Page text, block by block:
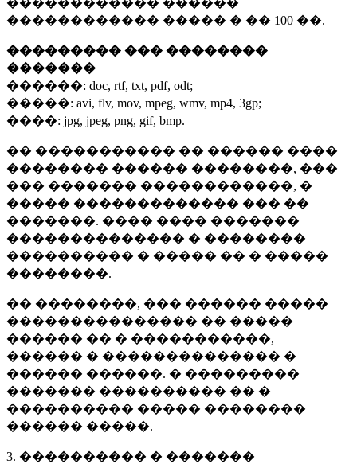
������������ ������
������������ ����� � �� 100 ��.
��������� ��� ��������
�������
������: doc, rtf, txt, pdf, odt;
�����: avi, flv, mov, mpeg, wmv, mp4, 3gp;
����: jpg, jpeg, png, gif, bmp.
�� ����������� �� ������ ����
�������� ������ ��������, ���
��� ������� ������������, �
����� ������������� ��� ��
�������. ���� ���� �������
�������������� � ��������
���������� � ����� �� � �����
��������.
�� ��������, ��� ������ �����
��������������� �� �����
������ �� � �����������,
������ � �������������� �
������ ������. � ���������
������� ���������� �� �
���������� ����� ��������
������ �����.
3. ���������� � �������